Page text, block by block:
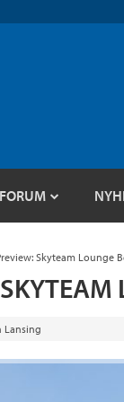
FORUM
Skyteam Lounge
Lansing